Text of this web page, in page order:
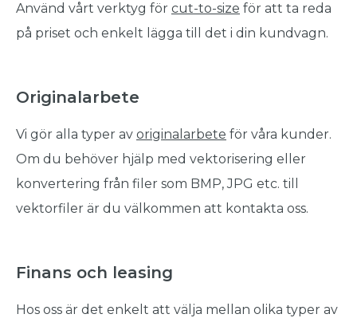
Använd vårt verktyg för cut-to-size för att ta reda
på priset och enkelt lägga till det i din kundvagn.
Originalarbete
Vi gör alla typer av originalarbete för våra kunder.
Om du behöver hjälp med vektorisering eller
konvertering från filer som BMP, JPG etc. till
vektorfiler är du välkommen att kontakta oss.
Finans och leasing
Hos oss är det enkelt att välja mellan olika typer av